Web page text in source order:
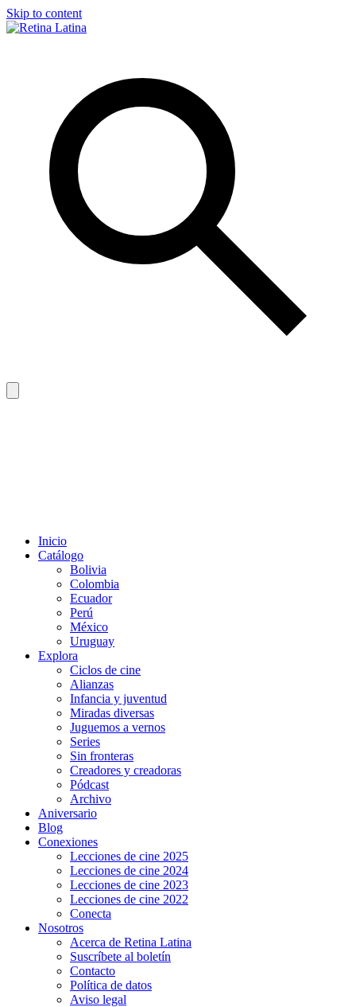
Skip to content
Inicio
Catálogo
Bolivia
Colombia
Ecuador
Perú
México
Uruguay
Explora
Ciclos de cine
Alianzas
Infancia y juventud
Miradas diversas
Juguemos a vernos
Series
Sin fronteras
Creadores y creadoras
Pódcast
Archivo
Aniversario
Blog
Conexiones
Lecciones de cine 2025
Lecciones de cine 2024
Lecciones de cine 2023
Lecciones de cine 2022
Conecta
Nosotros
Acerca de Retina Latina
Suscríbete al boletín
Contacto
Política de datos
Aviso legal